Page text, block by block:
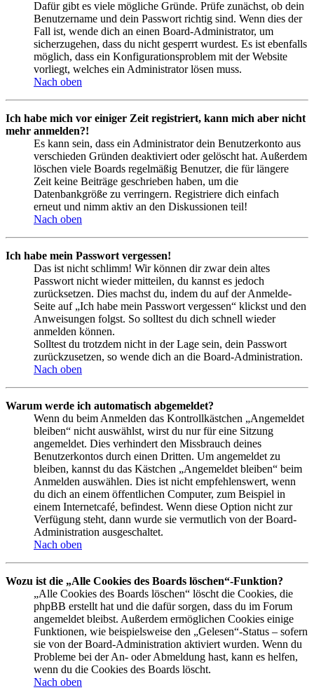
Dafür gibt es viele mögliche Gründe. Prüfe zunächst, ob dein
Benutzername und dein Passwort richtig sind. Wenn dies der
Fall ist, wende dich an einen Board-Administrator, um
sicherzugehen, dass du nicht gesperrt wurdest. Es ist ebenfalls
möglich, dass ein Konfigurationsproblem mit der Website
vorliegt, welches ein Administrator lösen muss.
Nach oben
Ich habe mich vor einiger Zeit registriert, kann mich aber nicht
mehr anmelden?!
Es kann sein, dass ein Administrator dein Benutzerkonto aus
verschieden Gründen deaktiviert oder gelöscht hat. Außerdem
löschen viele Boards regelmäßig Benutzer, die für längere
Zeit keine Beiträge geschrieben haben, um die
Datenbankgröße zu verringern. Registriere dich einfach
erneut und nimm aktiv an den Diskussionen teil!
Nach oben
Ich habe mein Passwort vergessen!
Das ist nicht schlimm! Wir können dir zwar dein altes
Passwort nicht wieder mitteilen, du kannst es jedoch
zurücksetzen. Dies machst du, indem du auf der Anmelde-
Seite auf „Ich habe mein Passwort vergessen“ klickst und den
Anweisungen folgst. So solltest du dich schnell wieder
anmelden können.
Solltest du trotzdem nicht in der Lage sein, dein Passwort
zurückzusetzen, so wende dich an die Board-Administration.
Nach oben
Warum werde ich automatisch abgemeldet?
Wenn du beim Anmelden das Kontrollkästchen „Angemeldet
bleiben“ nicht auswählst, wirst du nur für eine Sitzung
angemeldet. Dies verhindert den Missbrauch deines
Benutzerkontos durch einen Dritten. Um angemeldet zu
bleiben, kannst du das Kästchen „Angemeldet bleiben“ beim
Anmelden auswählen. Dies ist nicht empfehlenswert, wenn
du dich an einem öffentlichen Computer, zum Beispiel in
einem Internetcafé, befindest. Wenn diese Option nicht zur
Verfügung steht, dann wurde sie vermutlich von der Board-
Administration ausgeschaltet.
Nach oben
Wozu ist die „Alle Cookies des Boards löschen“-Funktion?
„Alle Cookies des Boards löschen“ löscht die Cookies, die
phpBB erstellt hat und die dafür sorgen, dass du im Forum
angemeldet bleibst. Außerdem ermöglichen Cookies einige
Funktionen, wie beispielsweise den „Gelesen“-Status – sofern
sie von der Board-Administration aktiviert wurden. Wenn du
Probleme bei der An- oder Abmeldung hast, kann es helfen,
wenn du die Cookies des Boards löscht.
Nach oben